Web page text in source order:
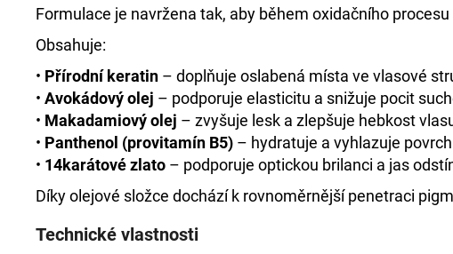
Formulace je navržena tak, aby během oxidačního
Obsahuje:
• Přírodní keratin – doplňuje oslabená místa ve vlasové
• Avokádový olej – podporuje elasticitu a snižuje pocit
• Makadamiový olej – zvyšuje lesk a zlepšuje hebkost
• Panthenol (provitamín B5) – hydratuje a vyhlazuje
• 14karátové zlato – podporuje optickou brilanci a jas
Díky olejové složce dochází k rovnoměrnější penetraci
Technické vlastnosti